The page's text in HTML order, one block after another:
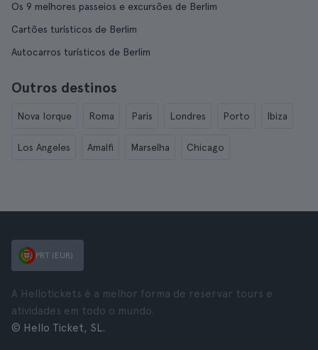
Os 9 melhores passeios e excursões de Berlim
Cartões turísticos de Berlim
Autocarros turísticos de Berlim
Outros destinos
Nova Iorque Roma Paris Londres Porto Ibiza
Los Angeles Amalfi Marselha Chicago
PRT (EUR)
A Hellotickets é a melhor forma de reservar tours e
atividades em todo o mundo.
© Hello Ticket, SL.